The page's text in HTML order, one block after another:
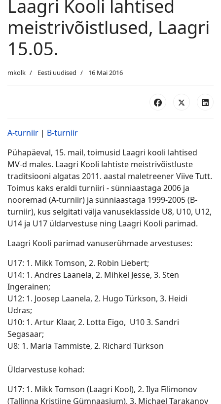
Laagri Kooli lahtised
meistrivõistlused, Laagri
15.05.
mkolk Eesti uudised 16 Mai 2016
A-turniir | B-turniir
Pühapäeval, 15. mail, toimusid Laagri kooli lahtised
MV-d males. Laagri Kooli lahtiste meistrivõistluste
traditsiooni algatas 2011. aastal maletreener Viive Tutt.
Toimus kaks eraldi turniiri - sünniaastaga 2006 ja
nooremad (A-turniir) ja sünniaastaga 1999-2005 (B-
turniir), kus selgitati välja vanuseklasside U8, U10, U12,
U14 ja U17 üldarvestuse ning Laagri Kooli parimad.
Laagri Kooli parimad vanuserühmade arvestuses:
U17: 1. Mikk Tomson, 2. Robin Liebert;
U14: 1. Andres Laanela, 2. Mihkel Jesse, 3. Sten
Ingerainen;
U12: 1. Joosep Laanela, 2. Hugo Türkson, 3. Heidi
Udras;
U10: 1. Artur Klaar, 2. Lotta Eigo, U10 3. Sandri
Segasaar;
U8: 1. Maria Tammiste, 2. Richard Türkson
Üldarvestuse kohad:
U17: 1. Mikk Tomson (Laagri Kool), 2. Ilya Filimonov
(Tallinna Kristiine Gümnaasium), 3. Michael Tarakanov